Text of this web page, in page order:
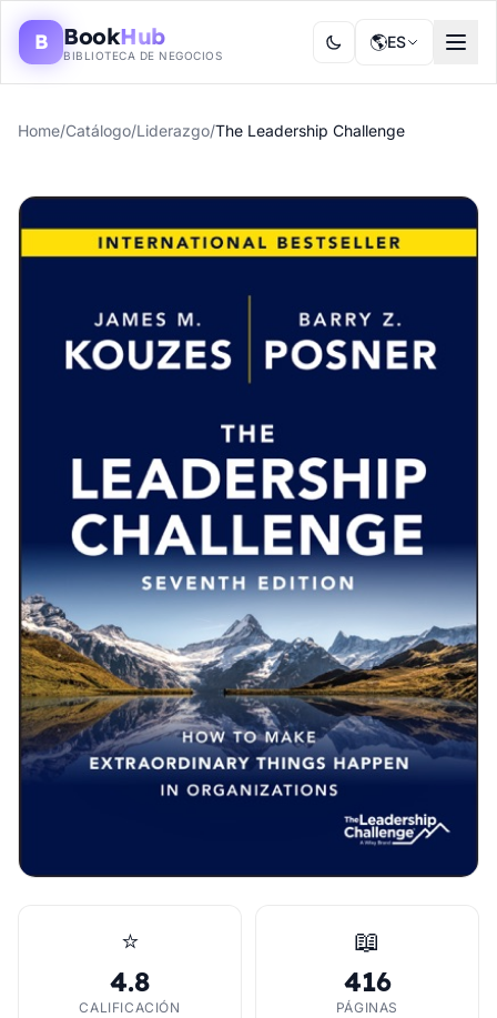
B BookHub
BIBLIOTECA DE NEGOCIOS
🌎ES
Home/Catálogo/Liderazgo/The Leadership Challenge
⭐
4.8
CALIFICACIÓN
📖
416
PÁGINAS